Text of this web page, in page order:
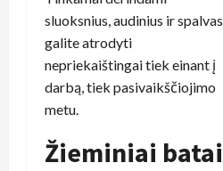
sluoksnius, audinius ir spalvas,
galite atrodyti
nepriekaištingai tiek einant į
darbą, tiek pasivaikščiojimo
metu.
Žieminiai batai